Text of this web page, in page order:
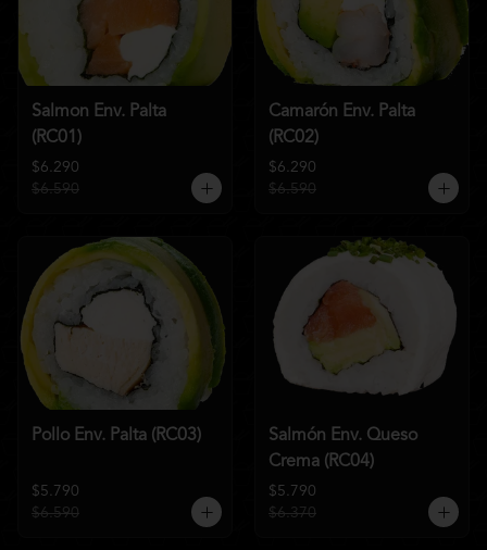
Salmon Env. Palta
(RC01)
$6.290
$6.590
Camarón Env. Palta
(RC02)
$6.290
$6.590
Pollo Env. Palta (RC03)
$5.790
$6.590
Salmón Env. Queso
Crema (RC04)
$5.790
$6.370